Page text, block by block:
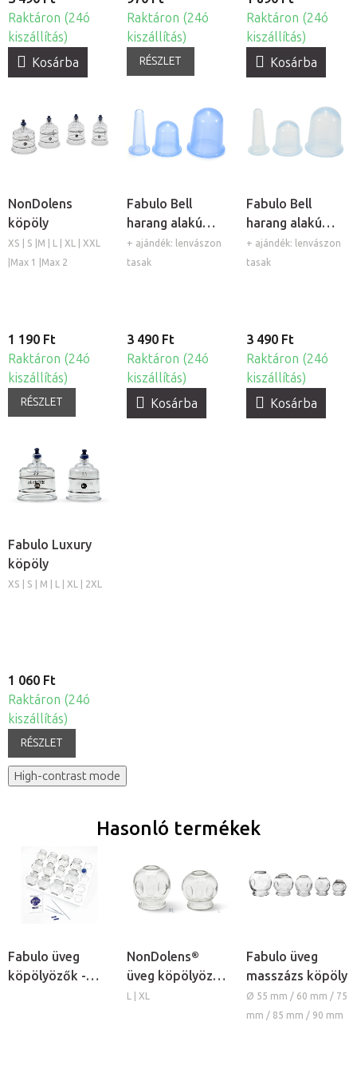
Raktáron (24ó
kiszállítás)
Kosárba
Raktáron (24ó
kiszállítás)
RÉSZLET
Raktáron (24ó
kiszállítás)
Kosárba
NonDolens
köpöly
XS | S |M | L | XL | XXL
|Max 1 |Max 2
1 190 Ft
Raktáron (24ó
kiszállítás)
RÉSZLET
Fabulo Bell
harang alakú
szilikon köpöly
készlet - kék,
+ ajándék: lenvászon
tasak
3 490 Ft
Raktáron (24ó
kiszállítás)
Kosárba
Fabulo Bell
harang alakú
szilikon köpöly
készlet -
+ ajándék: lenvászon
tasak
3 490 Ft
Raktáron (24ó
kiszállítás)
Kosárba
Fabulo Luxury
köpöly
XS | S | M | L | XL | 2XL
1 060 Ft
Raktáron (24ó
kiszállítás)
RÉSZLET
High-contrast mode
Hasonló termékek
Fabulo üveg
köpölyözők -
NonDolens®
üveg köpölyözők
- vastag falú
L | XL
Fabulo üveg
masszázs köpöly
Ø 55 mm / 60 mm / 75
mm / 85 mm / 90 mm